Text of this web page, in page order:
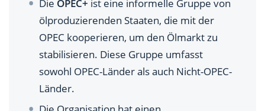
Die OPEC+ ist eine informelle Gruppe von
ölproduzierenden Staaten, die mit der
OPEC kooperieren, um den Ölmarkt zu
stabilisieren. Diese Gruppe umfasst
sowohl OPEC-Länder als auch Nicht-OPEC-
Länder.